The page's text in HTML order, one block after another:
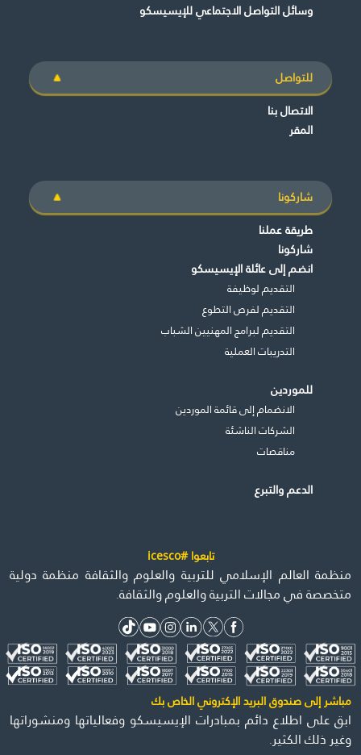
وسائل التواصل الاجتماعي للإيسيسكو
للتواصل
الاتصال بنا
المقر
شاركونا
طريقة عملنا
شاركونا
انضم إلى عائلة الإيسيسكو
التقديم لوظيفة
التقديم لفرص التطوع
التقديم لبرامج المهنيين الشباب
التدريبات العملية
للموردين
الانضمام إلى قائمة الموردين
الشركات الناشئة
مناقصات
الدعم والتبرع
تابعوا #icesco
منظمة العالم الإسلامي للتربية والعلوم والثقافة منظمة دولية
متخصصة في مجالات التربية والعلوم والثقافة.
مباشر إلى صندوق البريد الإكتروني الخاص بك
ابق على اطلاع دائم بمبادرات الإيسيسكو وفعالياتها ومنشوراتها
وغير ذلك الكثير.